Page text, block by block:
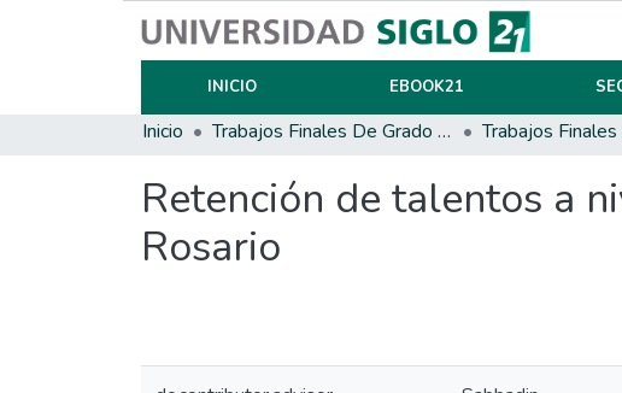
INICIO EBOOK21
Inicio Trabajos Finales De Grado Y Posgrado Trabajos
Retención de talentos a
Rosario